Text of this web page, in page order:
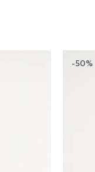
-50%